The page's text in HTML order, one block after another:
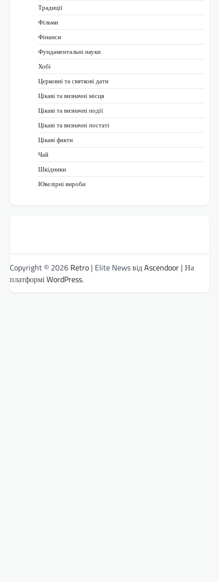
Традиції
Фільми
Фінанси
Фундаментальні науки
Хобі
Церковні та святкові дати
Цікаві та визначні місця
Цікаві та визначні події
Цікаві та визначні постаті
Цікаві факти
Чай
Шкідники
Ювелірні вироби
Copyright © 2026 Retro | Elite News відAscendoor | На
платформіWordPress.